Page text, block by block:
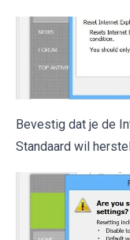
Bevestig dat je de
Standaard wil